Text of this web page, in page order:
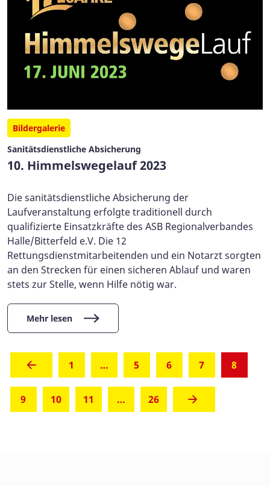
Bildergalerie
Sanitätsdienstliche Absicherung
10. Himmelswegelauf 2023
Die sanitätsdienstliche Absicherung der
Laufveranstaltung erfolgte traditionell durch
qualifizierte Einsatzkräfte des ASB Regionalverbandes
Halle/Bitterfeld e.V. Die 12
Rettungsdienstmitarbeitenden und ein Notarzt sorgten
an den Strecken für einen sicheren Ablauf und waren
stets zur Stelle, wenn Hilfe nötig war.
Mehr lesen
1 … 5 6 7 8
9 10 11 … 26